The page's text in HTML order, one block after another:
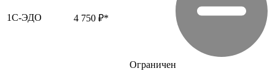
1С-ЭДО 4 750 ₽*
Ограничен